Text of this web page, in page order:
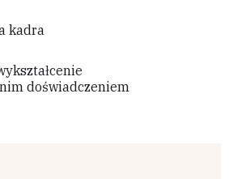
kadra
doświadczeniem